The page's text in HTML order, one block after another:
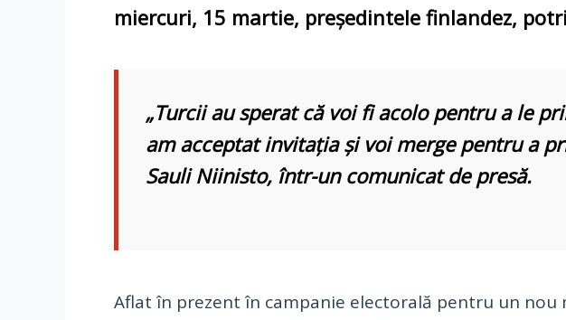
miercuri, 15 martie, președintele finlandez,
„Turcii au sperat că voi fi acolo pentru a le
am acceptat invitaţia şi voi merge pentru a
Sauli Niinisto, într-un comunicat de presă.
Aflat în prezent în campanie electorală pentru un